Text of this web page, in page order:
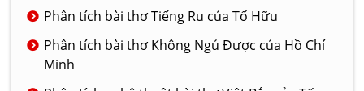
Phân tích bài thơ Tiếng Ru của Tố Hữu
Phân tích bài thơ Không Ngủ Được của Hồ Chí
Minh